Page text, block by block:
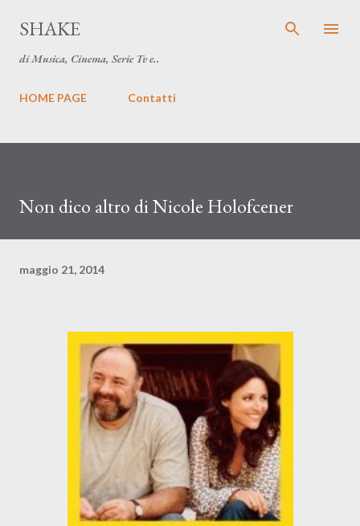
SHAKE
di Musica, Cinema, Serie Tv e..
HOME PAGE Contatti
Non dico altro di Nicole Holofcener
maggio 21, 2014